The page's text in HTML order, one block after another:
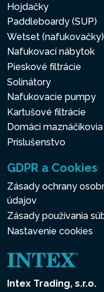
Hojdačky
Paddleboardy (SUP)
Wetset (nafukovačky)
Nafukovací nábytok
Pieskové filtrácie
Solinátory
Nafukovacie pumpy
Kartušové filtrácie
Domáci maznáčikovia
Príslušenstvo
GDPR a Cookies
Zásady ochrany
údajov
Zásady používania
Nastavenie cookies
Intex Trading, s.r.o.